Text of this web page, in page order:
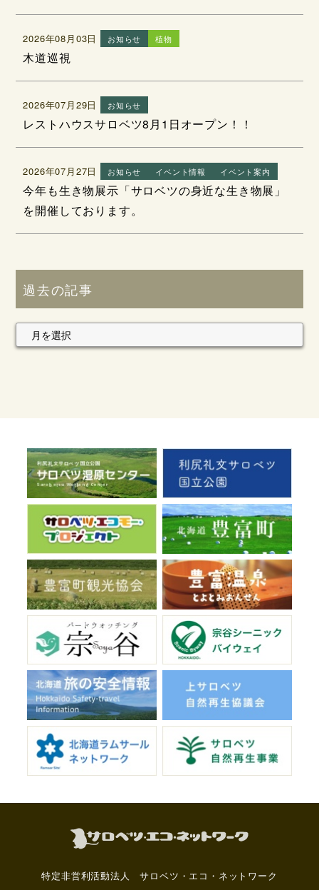
2026年08月03日 お知らせ 植物
木道巡視
2026年07月29日 お知らせ
レストハウスサロベツ8月1日オープン！！
2026年07月27日 お知らせ イベント情報 イベント案内
今年も生き物展示「サロベツの身近な生き物展」
を開催しております。
過去の記事
特定非営利活動法人 サロベツ・エコ・ネットワーク